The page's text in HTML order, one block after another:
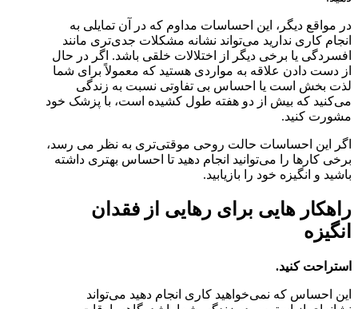
در مواقع دیگر، این احساسات مداوم که در آن تمایلی به
انجام کاری ندارید می‌تواند نشانه مشکلات جدی‌تری مانند
افسردگی یا برخی دیگر از اختلالات خلقی باشد. اگر در حال
از دست دادن علاقه به مواردی هستید که معمولاً برای شما
لذت بخش است یا احساس بی تفاوتی نسبت به زندگی
می‌کنید که بیش از دو هفته طول کشیده است، با پزشک خود
مشورت کنید.
اگر این احساسات حالت روحی موقتی‌تری به نظر می رسد،
برخی کارها را می‌توانید انجام دهید تا احساس بهتری داشته
باشید و انگیزه خود را بازیابید.
راهکار هایی برای رهایی از فقدان
انگیزه
استراحت کنید.
این احساس که نمی‌خواهید کاری انجام دهید می‌تواند